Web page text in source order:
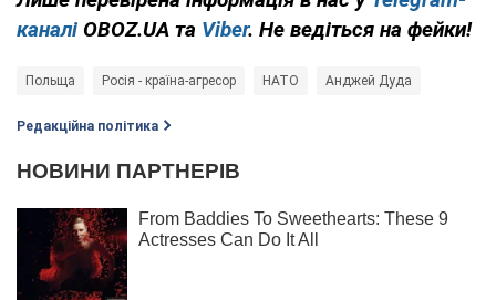
каналі OBOZ.UA та Viber. Не ведіться на фейки!
Польща Росія - країна-агресор НАТО Анджей Дуда
Редакційна політика